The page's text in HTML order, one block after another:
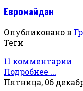
Евромайдан
Опубликовано в
Теги
11 комментарии
Подробнее ...
Пятница, 06